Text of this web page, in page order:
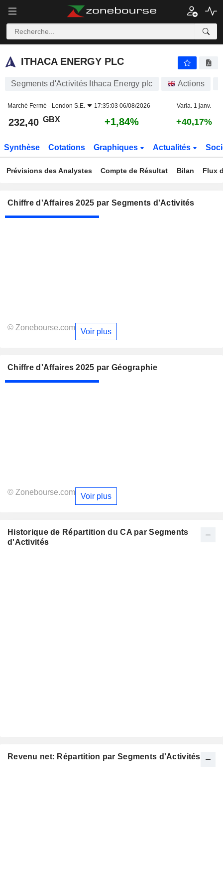
ITHACA ENERGY PLC
ITHACA ENERGY PLC
Segments d'Activités Ithaca Energy plc Actions
Marché Fermé - London S.E. 17:35:03 06/08/2026 Varia. 1 janv.
232,40 GBX +1,84% +40,17%
Synthèse Cotations Graphiques Actualités
Prévisions des Analystes Compte de Résultat Bilan Flux
Chiffre d'Affaires 2025 par Segments d'Activités
© Zonebourse.com Voir plus
Chiffre d'Affaires 2025 par Géographie
© Zonebourse.com Voir plus
Historique de Répartition du CA par Segments
d'Activités
Revenu net: Répartition par Segments d'Activités